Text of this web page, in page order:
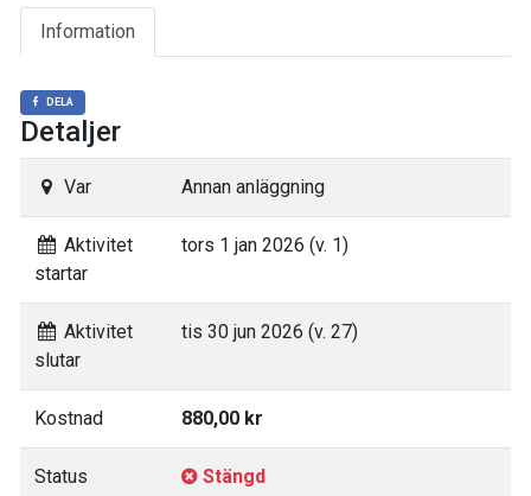
Information
DELA
Detaljer
Var Annan anläggning
Aktivitet
startar
tors 1 jan 2026 (v. 1)
Aktivitet
slutar
tis 30 jun 2026 (v. 27)
Kostnad 880,00 kr
Status Stängd